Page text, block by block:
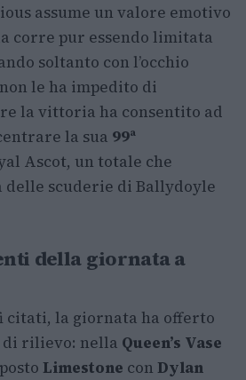
assume un valore emotivo
corre pur essendo limitata
soltanto con l’occhio
le ha impedito di
la vittoria ha consentito ad
la sua 99ª
Ascot, un totale che
delle scuderie di Ballydoyle
della giornata a
la giornata ha offerto
rilievo: nella Queen’s Vase
Limestone con Dylan